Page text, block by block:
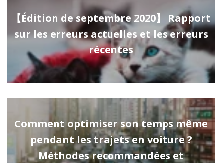
【Édition de septembre 2020】 Rapport
sur les erreurs actuelles et les erreurs
récentes
Comment optimiser son temps même
pendant les trajets en voiture ?
Méthodes recommandées et